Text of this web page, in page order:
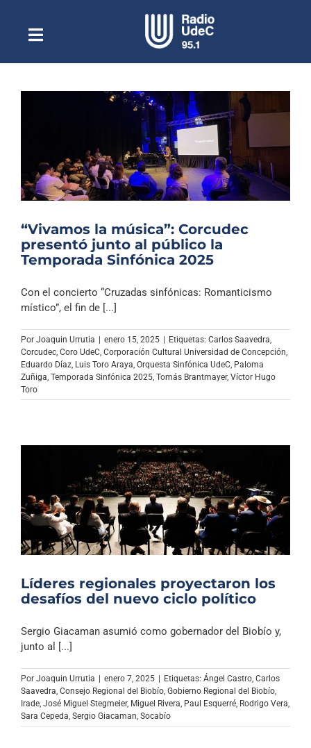
contenidoToggle
NavigationEscuchar Radio UdeC en vivo
Quiénes Somos
Programación
Podcast
Noticias
Columnas
Música Clásica
Especiales
“Vivamos la música”: Corcudec
presentó junto al público la
Temporada Sinfónica 2025
Con el concierto “Cruzadas sinfónicas: Romanticismo
místico”, el fin de [...]
Por Joaquin Urrutia | enero 15, 2025 | Etiquetas: Carlos Saavedra
Corcudec Coro UdeC Corporación Cultural Universidad de Concepción
Eduardo Díaz Luis Toro Araya Orquesta Sinfónica UdeC Paloma
Zuñiga Temporada Sinfónica 2025 Tomás Brantmayer, Víctor Hugo
Toro
Líderes regionales proyectaron los
desafíos del nuevo ciclo político
Sergio Giacaman asumió como gobernador del Biobío y,
junto al [...]
Por Joaquin Urrutia | enero 7, 2025 | Etiquetas: Ángel Castro Carlos
Saavedra Consejo Regional del Biobío Gobierno Regional del Biobío
Irade José Miguel Stegmeier, Miguel Rivera Paul Esquerré Rodrigo Vera
Sara Cepeda Sergio Giacaman Socabío